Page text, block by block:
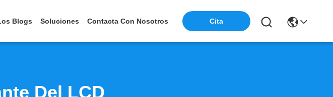
Blogs Soluciones Contacta Con Nosotros Cita
Del LCD